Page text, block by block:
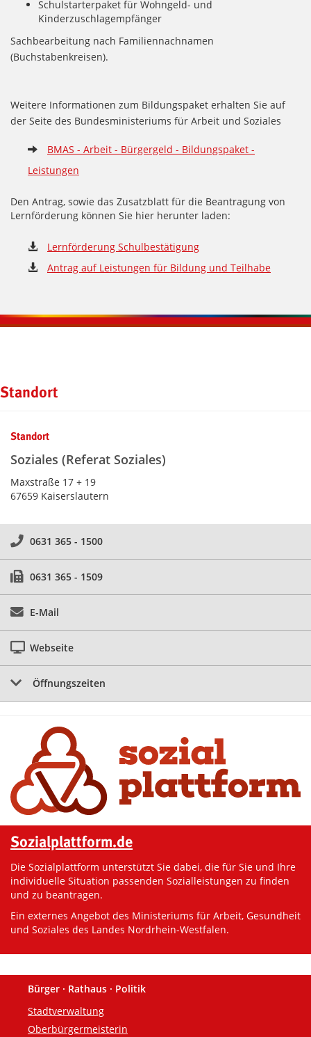
Schulstarterpaket für Wohngeld- und
Kinderzuschlagempfänger
Sachbearbeitung nach Familiennachnamen
(Buchstabenkreisen).
Weitere Informationen zum Bildungspaket erhalten Sie auf
der Seite des Bundesministeriums für Arbeit und Soziales
BMAS - Arbeit - Bürgergeld - Bildungspaket -
Leistungen
Den Antrag, sowie das Zusatzblatt für die Beantragung von
Lernförderung können Sie hier herunter laden:
Lernförderung Schulbestätigung
Antrag auf Leistungen für Bildung und Teilhabe
Kontaktinformationen und Weiterführendes
Standort
Standort
Soziales (Referat Soziales)
Maxstraße 17 + 19
67659 Kaiserslautern
0631 365 - 1500
0631 365 - 1509
E-Mail
Webseite
Öffnungszeiten
Sozialplattform.de
Die Sozialplattform unterstützt Sie dabei, die für Sie und Ihre
individuelle Situation passenden Sozialleistungen zu finden
und zu beantragen.
Ein externes Angebot des Ministeriums für Arbeit, Gesundheit
und Soziales des Landes Nordrhein-Westfalen.
Fußzeile
Bürger · Rathaus · Politik
Stadtverwaltung
Oberbürgermeisterin